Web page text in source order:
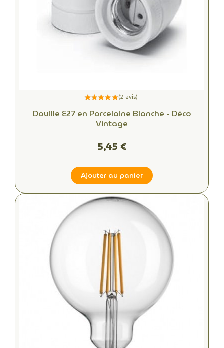
Douille E27 en Porcelaine Blanche - Déco
Vintage
5,45 €
Ajouter au panier